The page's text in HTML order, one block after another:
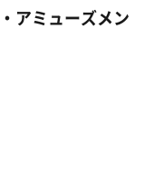
アミューズメン